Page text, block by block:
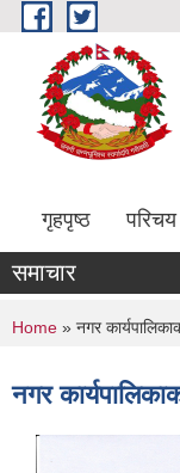
Skip to main content
गृहपृष्ठ परिचय
समाचार
You are
Home » नगर
नगर